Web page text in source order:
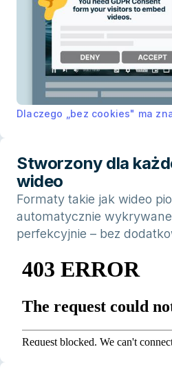
Dlaczego „bez cookies" ma
Stworzony dla
wideo
Formaty takie jak wideo
automatycznie
perfekcyjnie – bez